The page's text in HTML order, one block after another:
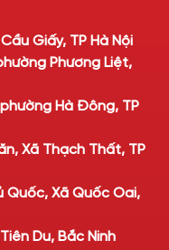
Giấy, TP Hà Nội
Phương Liệt,
Hà Đông, TP
Xã Thạch Thất, TP
Quốc, Xã Quốc Oai,
Du, Bắc Ninh